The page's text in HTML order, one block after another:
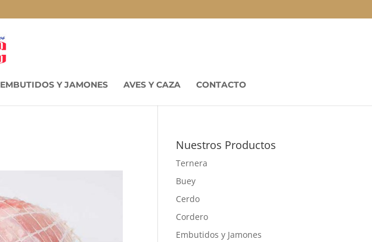
EMBUTIDOS Y JAMONES AVES Y CAZA CONTACTO
Nuestros Productos
Ternera
Buey
Cerdo
Cordero
Embutidos y Jamones